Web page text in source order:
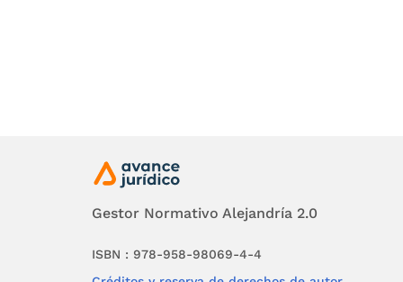
Gestor Normativo Alejandría 2.0
ISBN : 978-958-98069-4-4